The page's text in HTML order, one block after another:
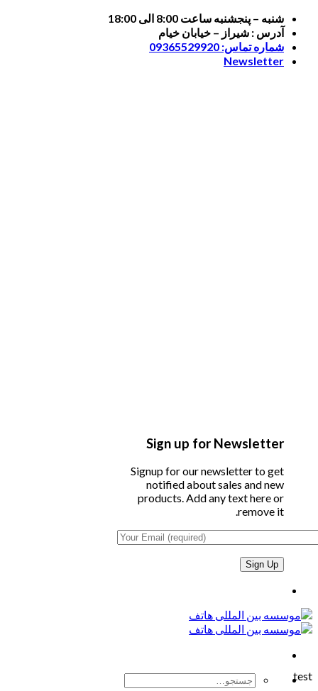
Skip
content
شنبه – پنجشنبه ساعت 8:00 الی 18:00
آدرس : شیراز – خیابان خیام
شماره تماس: 09365529920
Newsletter
Sign up for Newsletter
Signup for our newsletter to get
notified about sales and new
products. Add any text here or
remove it.
جستجو
test